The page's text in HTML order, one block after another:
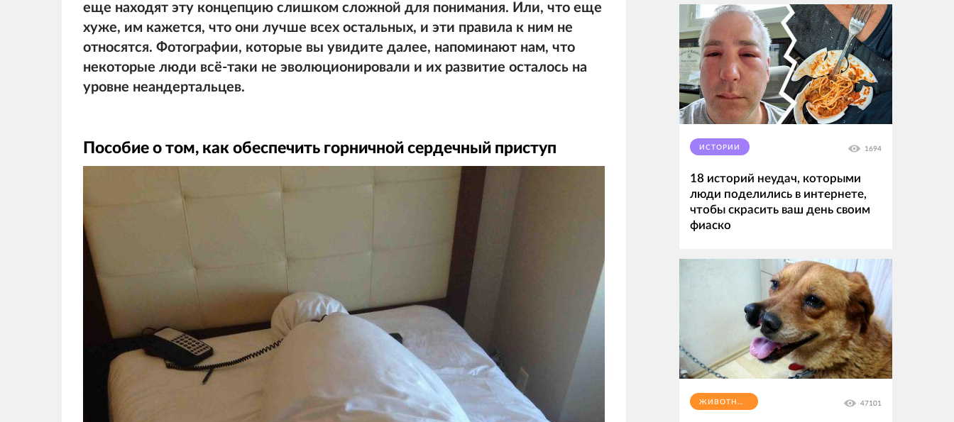
еще находят эту концепцию слишком сложной для понимания. Или, что еще
хуже, им кажется, что они лучше всех остальных, и эти правила к ним не
относятся. Фотографии, которые вы увидите далее, напоминают нам, что
некоторые люди всё-таки не эволюционировали и их развитие осталось на
уровне неандертальцев.
Пособие о том, как обеспечить горничной сердечный приступ ИСТОРИИ 1694
18 историй неудач, которыми
люди поделились в интернете,
чтобы скрасить ваш день своим
фиаско
ЖИВОТНЫЕ 47101